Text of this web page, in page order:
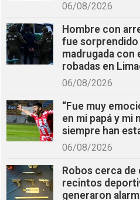
06/08/2026
Hombre con
fue sorprendido
madrugada con
robadas en
06/08/2026
“Fue muy
en mi papá y mi
siempre han
06/08/2026
Robos cerca de
recintos
generaron